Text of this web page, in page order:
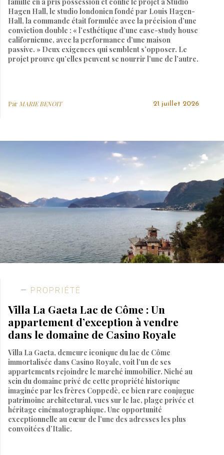
Hagen Hall, le studio londonien fondé par Louis Hagen-
Hall, la commande était formulée avec la précision d’une
conviction double : « l’esthétique d’une case-study house
californienne, avec la performance d’une maison
passive. » Deux exigences qui semblent s’opposer. Le
projet prouve qu’elles peuvent se nourrir l’une de l’autre.
Par MARIE BENOIT 21 juillet 2026
PROPRIÉTÉ
Villa La Gaeta Lac de Côme : Un
appartement d’exception à vendre
dans le domaine de Casino Royale
Villa La Gaeta, demeure iconique du lac de Côme
immortalisée dans Casino Royale, voit l’un de ses
appartements rejoindre le marché immobilier. Niché au
sein du domaine privé de cette propriété historique
imaginée par les frères Coppedè, ce bien rare conjugue
patrimoine architectural, vues sur le lac, plage privée et
héritage cinématographique. Une opportunité
exceptionnelle au cœur de l’une des adresses les plus
convoitées d’Italie.